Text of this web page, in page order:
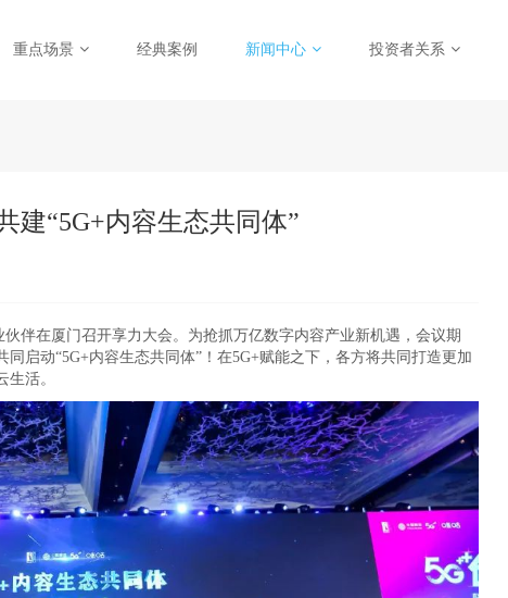
重点场景 经典案例 新闻中心 投资者关系
建“5G+内容生态共同体”
伴在厦门召开享力大会。为抢抓万亿数字内容产业新机遇，会议期
启动“5G+内容生态共同体”！在5G+赋能之下，各方将共同打造更加
活。